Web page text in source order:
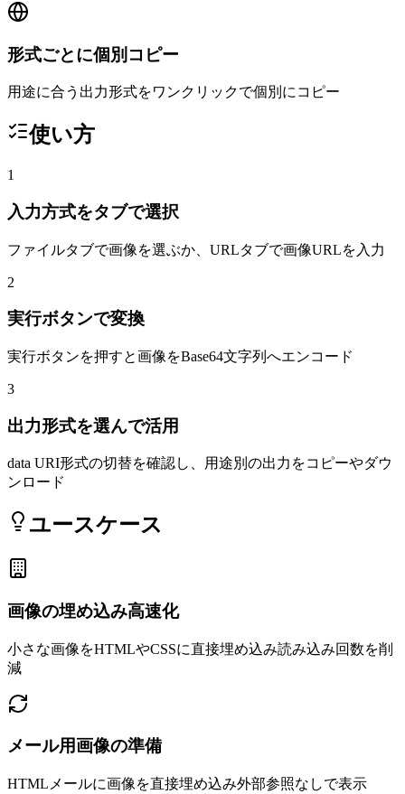
形式ごとに個別コピー
用途に合う出力形式をワンクリックで個別にコピー
使い方
1
入力方式をタブで選択
ファイルタブで画像を選ぶか、URLタブで画像URLを入力
2
実行ボタンで変換
実行ボタンを押すと画像をBase64文字列へエンコード
3
出力形式を選んで活用
data URI形式の切替を確認し、用途別の出力をコピーやダウ
ンロード
ユースケース
画像の埋め込み高速化
小さな画像をHTMLやCSSに直接埋め込み読み込み回数を削
減
メール用画像の準備
HTMLメールに画像を直接埋め込み外部参照なしで表示